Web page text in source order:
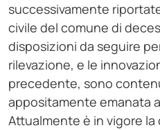
successivamente
civile del comune di
disposizioni da seguire
rilevazione, e le
precedente, sono
appositamente emanata
Attualmente è in vigore